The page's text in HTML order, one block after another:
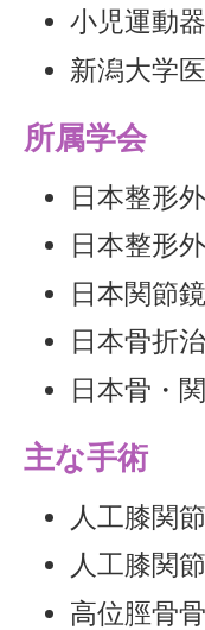
小児運動
新潟大学
所属学会
日本整形
日本整形
日本関節
日本骨折
日本骨・
主な手術
人工膝関
人工膝関
高位脛骨